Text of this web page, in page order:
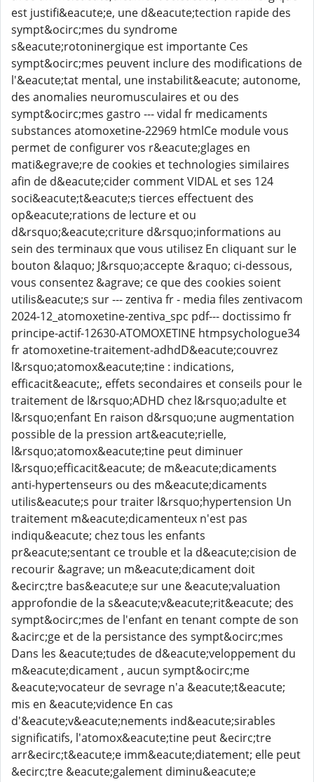
est justifi&eacute;e, une d&eacute;tection rapide des
sympt&ocirc;mes du syndrome
s&eacute;rotoninergique est importante Ces
sympt&ocirc;mes peuvent inclure des modifications de
l'&eacute;tat mental, une instabilit&eacute; autonome,
des anomalies neuromusculaires et ou des
sympt&ocirc;mes gastro --- vidal fr medicaments
substances atomoxetine-22969 htmlCe module vous
permet de configurer vos r&eacute;glages en
mati&egrave;re de cookies et technologies similaires
afin de d&eacute;cider comment VIDAL et ses 124
soci&eacute;t&eacute;s tierces effectuent des
op&eacute;rations de lecture et ou
d&rsquo;&eacute;criture d&rsquo;informations au
sein des terminaux que vous utilisez En cliquant sur le
bouton &laquo; J&rsquo;accepte &raquo; ci-dessous,
vous consentez &agrave; ce que des cookies soient
utilis&eacute;s sur --- zentiva fr - media files zentivacom
2024-12_atomoxetine-zentiva_spc pdf--- doctissimo fr
principe-actif-12630-ATOMOXETINE htmpsychologue34
fr atomoxetine-traitement-adhdD&eacute;couvrez
l&rsquo;atomox&eacute;tine : indications,
efficacit&eacute;, effets secondaires et conseils pour le
traitement de l&rsquo;ADHD chez l&rsquo;adulte et
l&rsquo;enfant En raison d&rsquo;une augmentation
possible de la pression art&eacute;rielle,
l&rsquo;atomox&eacute;tine peut diminuer
l&rsquo;efficacit&eacute; de m&eacute;dicaments
anti-hypertenseurs ou des m&eacute;dicaments
utilis&eacute;s pour traiter l&rsquo;hypertension Un
traitement m&eacute;dicamenteux n'est pas
indiqu&eacute; chez tous les enfants
pr&eacute;sentant ce trouble et la d&eacute;cision de
recourir &agrave; un m&eacute;dicament doit
&ecirc;tre bas&eacute;e sur une &eacute;valuation
approfondie de la s&eacute;v&eacute;rit&eacute; des
sympt&ocirc;mes de l'enfant en tenant compte de son
&acirc;ge et de la persistance des sympt&ocirc;mes
Dans les &eacute;tudes de d&eacute;veloppement du
m&eacute;dicament , aucun sympt&ocirc;me
&eacute;vocateur de sevrage n'a &eacute;t&eacute;
mis en &eacute;vidence En cas
d'&eacute;v&eacute;nements ind&eacute;sirables
significatifs, l'atomox&eacute;tine peut &ecirc;tre
arr&ecirc;t&eacute;e imm&eacute;diatement; elle peut
&ecirc;tre &eacute;galement diminu&eacute;e